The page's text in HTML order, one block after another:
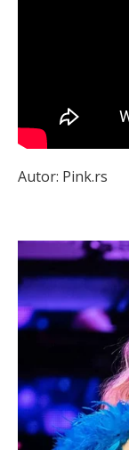
Autor: Pink.rs